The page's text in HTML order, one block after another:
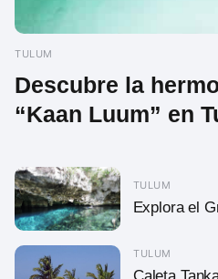
TULUM
Descubre la
“Kaan Luum” en
TULUM
Explora el
TULUM